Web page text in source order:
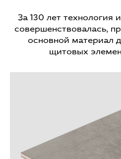
За 130 лет технология
совершенствовалась,
основной материал
щитовых